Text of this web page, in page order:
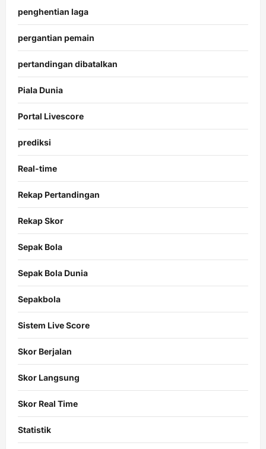
penghentian laga
pergantian pemain
pertandingan dibatalkan
Piala Dunia
Portal Livescore
prediksi
Real-time
Rekap Pertandingan
Rekap Skor
Sepak Bola
Sepak Bola Dunia
Sepakbola
Sistem Live Score
Skor Berjalan
Skor Langsung
Skor Real Time
Statistik